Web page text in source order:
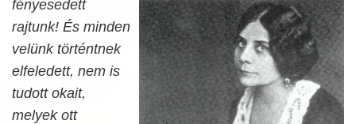
fényesedett
rajtunk! És minden
velünk történtnek
elfeledett, nem is
tudott okait,
melyek ott